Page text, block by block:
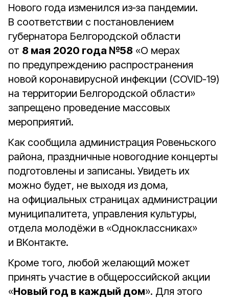
Нового года изменился из‑за пандемии.
В соответствии с постановлением
губернатора Белгородской области
от 8 мая 2020 года №58 «О мерах
по предупреждению распространения
новой коронавирусной инфекции (COVID-19)
на территории Белгородской области»
запрещено проведение массовых
мероприятий.
Как сообщила администрация Ровеньского
района, праздничные новогодние концерты
подготовлены и записаны. Увидеть их
можно будет, не выходя из дома,
на официальных страницах администрации
муниципалитета, управления культуры,
отдела молодёжи в «Одноклассниках»
и ВКонтакте.
Кроме того, любой желающий может
принять участие в общероссийской акции
«Новый год в каждый дом». Для этого